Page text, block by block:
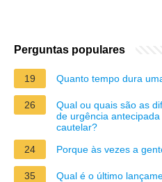
Perguntas populares
19 Quanto tempo dura
26
Qual ou quais são as
de urgência
cautelar?
24
Porque às vezes a
35 Qual é o último